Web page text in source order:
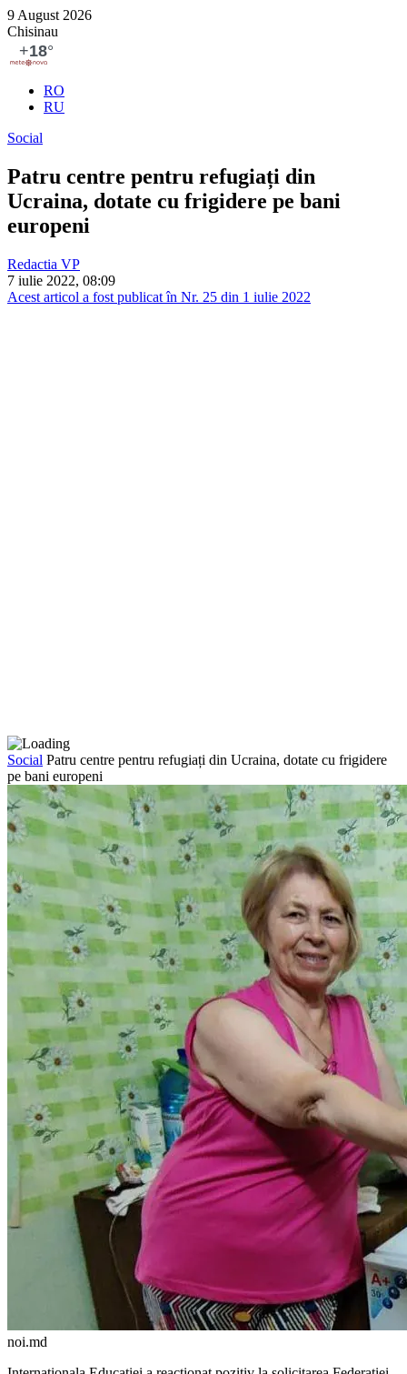
9 August 2026
Chisinau
RO
RU
Social
Patru centre pentru refugiați din
Ucraina, dotate cu frigidere pe bani
europeni
Redactia VP
7 iulie 2022, 08:09
Acest articol a fost publicat în Nr. 25 din 1 iulie 2022
Social Patru centre pentru refugiați din Ucraina, dotate cu frigidere
pe bani europeni
noi.md